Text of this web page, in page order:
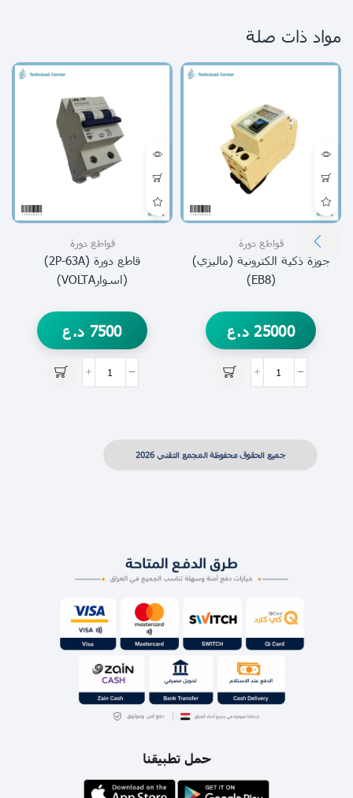
مواد ذات صلة
قواطع دورة
جوزة ذكية الكترونية (ماليزي)
(EB8)
25000 د.ع
قواطع دورة
قاطع دورة (2P-63A)
(اسوارVOLTA)
7500 د.ع
جميع الحقوق محفوظة المجمع التقني 2026
حمل تطبيقنا